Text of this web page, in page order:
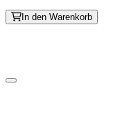
In den Warenkorb